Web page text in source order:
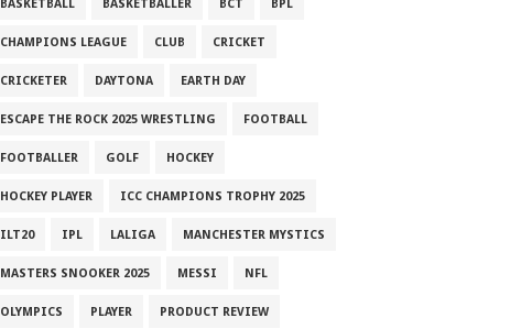
BASKETBALL BASKETBALLER BCT BPL
CHAMPIONS LEAGUE CLUB CRICKET
CRICKETER DAYTONA EARTH DAY
ESCAPE THE ROCK 2025 WRESTLING FOOTBALL
FOOTBALLER GOLF HOCKEY
HOCKEY PLAYER ICC CHAMPIONS TROPHY 2025
ILT20 IPL LALIGA MANCHESTER MYSTICS
MASTERS SNOOKER 2025 MESSI NFL
OLYMPICS PLAYER PRODUCT REVIEW